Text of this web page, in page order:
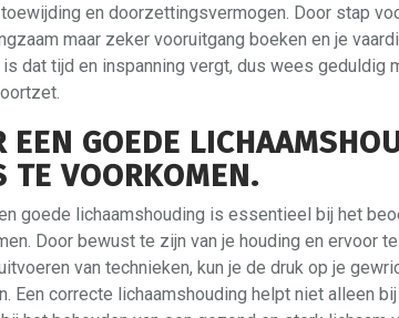
en doorzettingsvermogen. Door stap
maar zeker vooruitgang boeken en je
dat tijd en inspanning vergt, dus wees geduldig
EEN GOEDE
TE VOORKOMEN.
goede lichaamshouding is essentieel bij het
Door bewust te zijn van je houding en ervoor
van technieken, kun je de druk op je
Een correcte lichaamshouding helpt niet alleen